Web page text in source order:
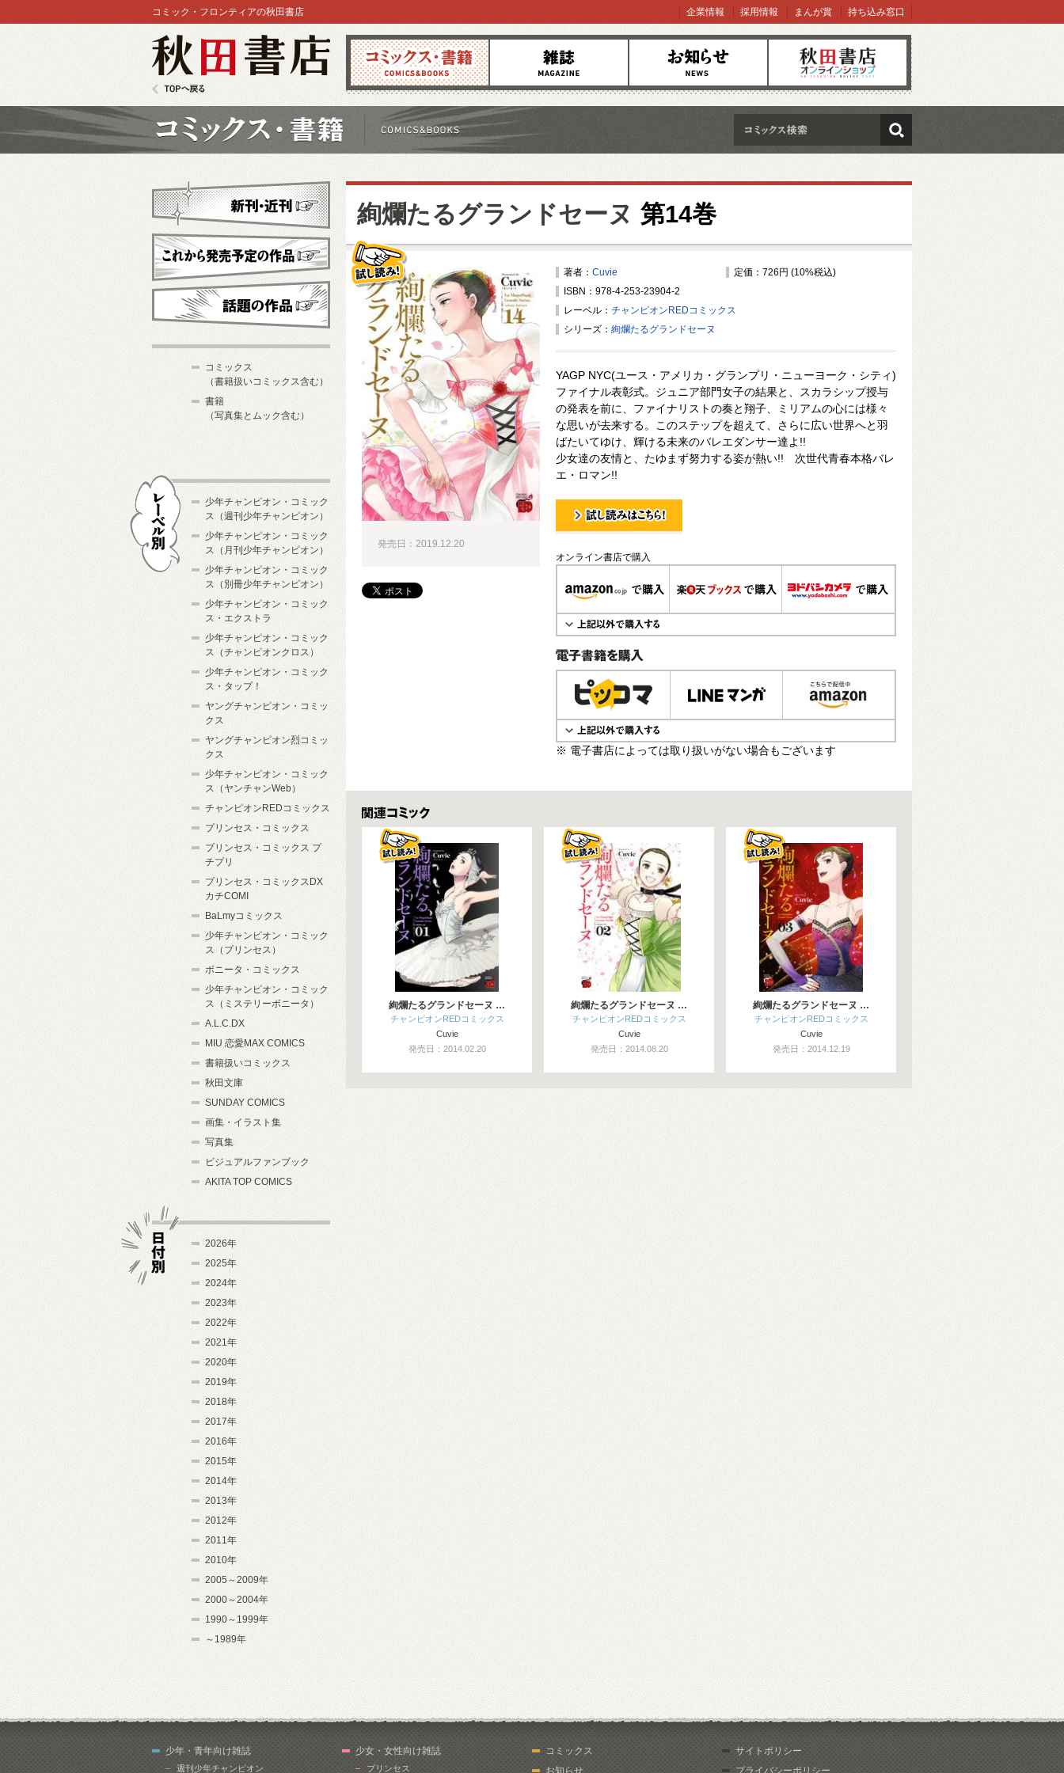
コミックス 雑誌 お知らせ オンラインショップ
コミック・フロンティアの秋田書店 企業情報 採用情報 まんが賞 持ち込み窓口
検索
絢爛たるグランドセーヌ 第14巻
著者： Cuvie
定価：726円 (10%税込)
ISBN：978-4-253-23904-2
レーベル： チャンピオンREDコミックス
シリーズ： 絢爛たるグランドセーヌ
YAGP NYC(ユース・アメリカ・グランプリ・ニューヨーク・シティ)
ファイナル表彰式。ジュニア部門女子の結果と、スカラシップ授与
の発表を前に、ファイナリストの奏と翔子、ミリアムの心には様々
な思いが去来する。このステップを超えて、さらに広い世界へと羽
ばたいてゆけ、輝ける未来のバレエダンサー達よ!!
少女達の友情と、たゆまず努力する姿が熱い!! 次世代青春本格バレ
エ・ロマン!!
試し読み！
オンライン書店で購入
電子書籍で購入
※ 電子書店によっては取り扱いがない場合もございます
発売日：2019.12.20
関連コミックス
絢爛たるグランドセーヌ …
チャンピオンREDコミックス
Cuvie
発売日：2014.02.20
絢爛たるグランドセーヌ …
チャンピオンREDコミックス
Cuvie
発売日：2014.08.20
絢爛たるグランドセーヌ …
チャンピオンREDコミックス
Cuvie
発売日：2014.12.19
新刊・近刊
これから発売予定
コミックス
（書籍扱いコミックス含む）
書籍
（写真集とムック含む）
少年チャンピオン・コミック
ス（週刊少年チャンピオン）
少年チャンピオン・コミック
ス（月刊少年チャンピオン）
少年チャンピオン・コミック
ス（別冊少年チャンピオン）
少年チャンピオン・コミック
ス・エクストラ
少年チャンピオン・コミック
ス（チャンピオンクロス）
少年チャンピオン・コミック
ス・タップ！
ヤングチャンピオン・コミッ
クス
ヤングチャンピオン烈コミッ
クス
少年チャンピオン・コミック
ス（ヤンチャンWeb）
チャンピオンREDコミックス
プリンセス・コミックス
プリンセス・コミックス プ
チプリ
プリンセス・コミックスDX
カチCOMI
BaLmyコミックス
少年チャンピオン・コミック
ス（プリンセス）
ボニータ・コミックス
少年チャンピオン・コミック
ス（ミステリーボニータ）
A.L.C.DX
MIU 恋愛MAX COMICS
書籍扱いコミックス
秋田文庫
SUNDAY COMICS
画集・イラスト集
写真集
ビジュアルファンブック
AKITA TOP COMICS
2026年
2025年
2024年
2023年
2022年
2021年
2020年
2019年
2018年
2017年
2016年
2015年
2014年
2013年
2012年
2011年
2010年
2005～2009年
2000～2004年
1990～1999年
～1989年
少年・青年向け雑誌
週刊少年チャンピオン
少女・女性向け雑誌
プリンセス
コミックス
お知らせ
サイトポリシー
プライバシーポリシー